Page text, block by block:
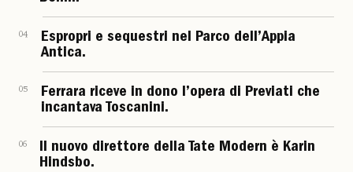
04
Espropri e sequestri nel Parco dell’Appia
Antica.
05
Ferrara riceve in dono l’opera di Previati che
incantava Toscanini.
06
Il nuovo direttore della Tate Modern è Karin
Hindsbo.